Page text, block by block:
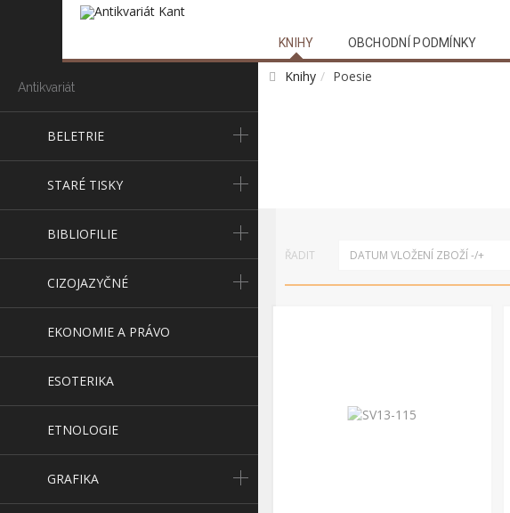
KNIHY OBCHODNÍ PODMÍNKY
Antikvariát
BELETRIE
STARÉ TISKY
BIBLIOFILIE
CIZOJAZYČNÉ
EKONOMIE A PRÁVO
ESOTERIKA
ETNOLOGIE
GRAFIKA
Knihy Poesie
ŘADIT DATUM VLOŽENÍ ZBOŽÍ -/+